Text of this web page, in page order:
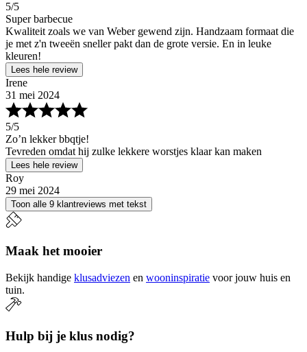
5/5
Super barbecue
Kwaliteit zoals we van Weber gewend zijn. Handzaam formaat die
je met z'n tweeën sneller pakt dan de grote versie. En in leuke
kleuren!
Lees hele review
Irene
31 mei 2024
5/5
Zo’n lekker bbqtje!
Tevreden omdat hij zulke lekkere worstjes klaar kan maken
Lees hele review
Roy
29 mei 2024
Toon alle 9 klantreviews met tekst
Maak het mooier
Bekijk handige klusadviezen en wooninspiratie voor jouw huis en
tuin.
Hulp bij je klus nodig?